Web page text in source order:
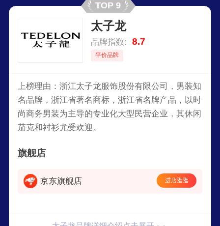
TOP 9
太子龙
品牌指数: 8.7
平价品牌
上榜理由：浙江太子龙服饰股份有限公司，男装知
名品牌，浙江省著名商标，浙江省名牌产品，以时
尚商务男装为主导的专业化大型民营企业，其休闲
茄克和衬衫尤受欢迎。
旗舰店
京东旗舰店 进店逛逛